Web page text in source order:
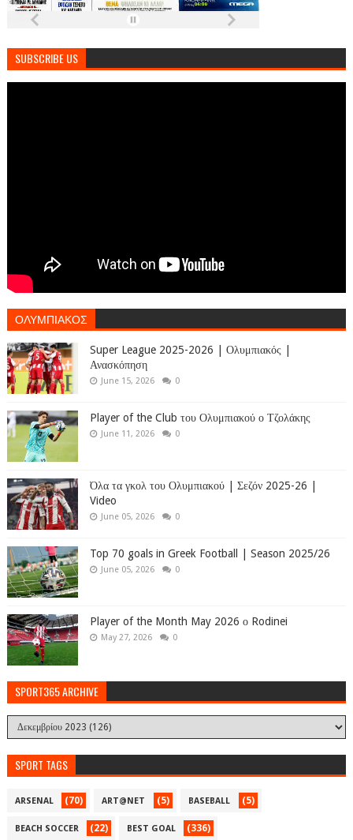
SUBSCRIBE US
ΟΛΥΜΠΙΑΚΟΣ
Super League 2025-2026 | Ολυμπιακός |
Ανασκόπηση
June 15, 2026 0
Player of the Club του Ολυμπιακού ο Τζολάκης
June 11, 2026 0
Όλα τα γκολ του Ολυμπιακού | Σεζόν 2025-26 |
Video
June 05, 2026 0
Top 70 goals in Greek Football | Season 2025/26
June 05, 2026 0
Player of the Month May 2026 ο Rodinei
May 27, 2026 0
SPORT365 ARCHIVE
SPORT TAGS
ARSENAL (70) ART@NET (5) BASEBALL (5)
BEACH SOCCER (22) BEST GOAL (336)